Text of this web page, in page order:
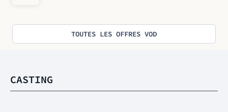
TOUTES LES OFFRES VOD
CASTING